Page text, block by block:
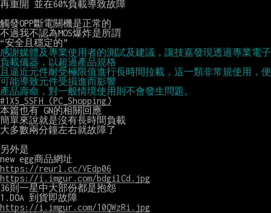
再重開 並在60%負載導致故障
觸發OPP斷電關機是正常的
不過我不認為MOS爆炸是所謂
感謝媒體及專業使用者的測試及建議，讓技嘉發現透過專業電子
負載儀器，以超過產品規格
且逼近元件耐受極限值進行長時間拉載，這一類非常規使用，便
可能導致元件受損進而影響
產品壽命，對一般情境使用則不會發生問題。
#1X5_SSFH (PC_Shopping)
本篇也有 GN的相關回應
簡單來說就是沒有長時間負載
大多數兩分鐘左右就故障了
另外是
https://reurl.cc/VEdp06
https://i.imgur.com/bdgilCd.jpg
36則一星中大部份都是抱怨
https://i.imgur.com/10QWzRi.jpg